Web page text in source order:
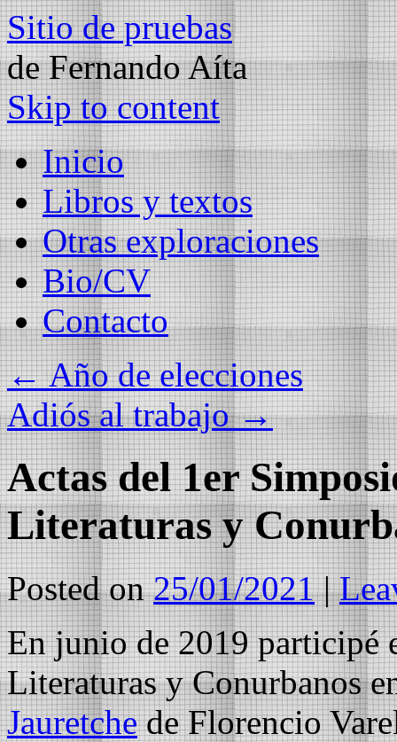
Sitio de pruebas
de Fernando Aíta
Skip to content
Inicio
Libros y textos
Otras exploraciones
Bio/CV
Contacto
←Año de elecciones
Adiós al trabajo→
Actas del 1er
Literaturas y
Posted on 25/01/2021 |
En junio de 2019 participé
Literaturas y Conurbanos
Jauretchede Florencio